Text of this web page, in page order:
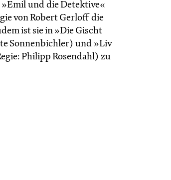
und die Detektive«
von Robert Gerloff die
ist sie in »Die Gischt
Sonnenbichler) und »Liv
Philipp Rosendahl) zu